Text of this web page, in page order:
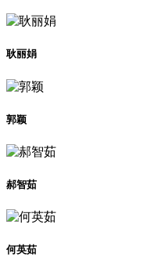
耿丽娟
郭颖
郝智茹
何英茹